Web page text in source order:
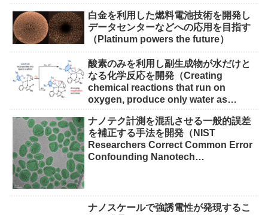
白金を利用した燃料電池技術を開発し
データセンターなどへの応用を目指す
（Platinum powers the future）
酸素のみを利用し副生成物が水だけと
なる化学反応を開発（Creating
chemical reactions that run on
oxygen, produce only water as
ナノテク計測を混乱させる一般的誤差
を補正する手法を開発（NIST
Researchers Correct Common Error
Confounding Nanotech
ナノスケールで強誘電性が発現するこ